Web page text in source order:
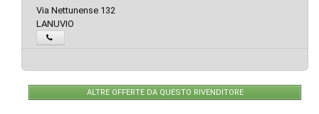
Via Nettunense 132
LANUVIO
ALTRE OFFERTE DA QUESTO RIVENDITORE